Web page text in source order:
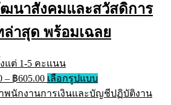
be
chosen
on
the
นาสังคมและสวัสดิการ
ล่าสุด พร้อมเฉลย
แต่ 1-5 คะแนน
– ฿605.00Price
range:
฿395.00
เลือกรูปแบบThis
product
has